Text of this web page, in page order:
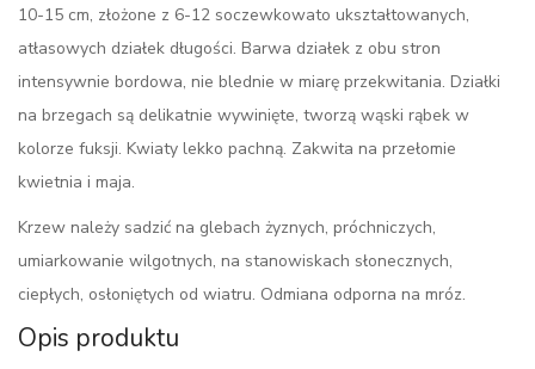
10-15 cm, złożone z 6-12 soczewkowato ukształtowanych,
atłasowych działek długości. Barwa działek z obu stron
intensywnie bordowa, nie blednie w miarę przekwitania. Działki
na brzegach są delikatnie wywinięte, tworzą wąski rąbek w
kolorze fuksji. Kwiaty lekko pachną. Zakwita na przełomie
kwietnia i maja.
Krzew należy sadzić na glebach żyznych, próchniczych,
umiarkowanie wilgotnych, na stanowiskach słonecznych,
ciepłych, osłoniętych od wiatru. Odmiana odporna na mróz.
Opis produktu